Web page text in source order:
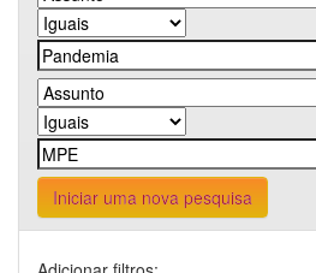
Iniciar uma nova pesquisa